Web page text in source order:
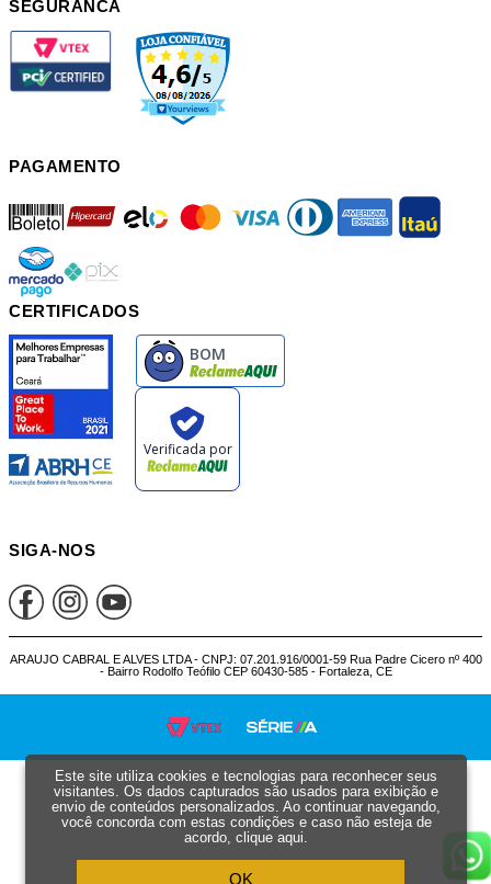
SEGURANCA
PAGAMENTO
boleto mastercard diners american itau
mercadopago
CERTIFICADOS
SIGA-NOS
ARAUJO CABRAL E ALVES LTDA - CNPJ: 07.201.916/0001-59 Rua Padre Cicero nº 400
- Bairro Rodolfo Teófilo CEP 60430-585 - Fortaleza, CE
Este site utiliza cookies e tecnologias para reconhecer seus
visitantes. Os dados capturados são usados para exibição e
envio de conteúdos personalizados. Ao continuar navegando,
você concorda com estas condições e caso não esteja de
acordo,clique aqui.
OK